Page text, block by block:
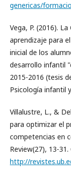
genericas/
Vega, P. (2016).
aprendizaje para
inicial de los
desarrollo infantil
2015-2016 (tesis
Psicología infantil
Villalustre, L., &
para optimizar el
competencias en
Review(27), 13-
http://